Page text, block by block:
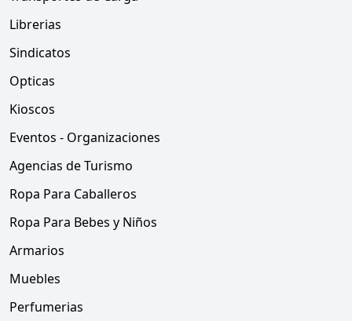
Librerias
Sindicatos
Opticas
Kioscos
Eventos - Organizaciones
Agencias de Turismo
Ropa Para Caballeros
Ropa Para Bebes y Niños
Armarios
Muebles
Perfumerias